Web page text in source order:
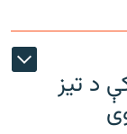
کې د تیز